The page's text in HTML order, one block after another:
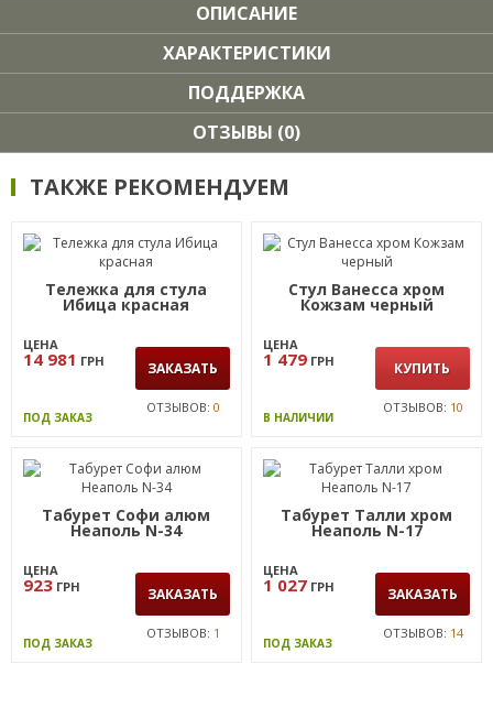
ОПИСАНИЕ
ХАРАКТЕРИСТИКИ
ПОДДЕРЖКА
ОТЗЫВЫ (0)
ТАКЖЕ РЕКОМЕНДУЕМ
Тележка для стула
Ибица красная
ЦЕНА
14 981 ГРН ЗАКАЗАТЬ
ПОД ЗАКАЗ
ОТЗЫВОВ: 0
Стул Ванесса хром
Кожзам черный
ЦЕНА
1 479 ГРН КУПИТЬ
В НАЛИЧИИ
ОТЗЫВОВ: 10
Табурет Софи алюм
Неаполь N-34
ЦЕНА
923 ГРН ЗАКАЗАТЬ
ПОД ЗАКАЗ
ОТЗЫВОВ: 1
Табурет Талли хром
Неаполь N-17
ЦЕНА
1 027 ГРН ЗАКАЗАТЬ
ПОД ЗАКАЗ
ОТЗЫВОВ: 14